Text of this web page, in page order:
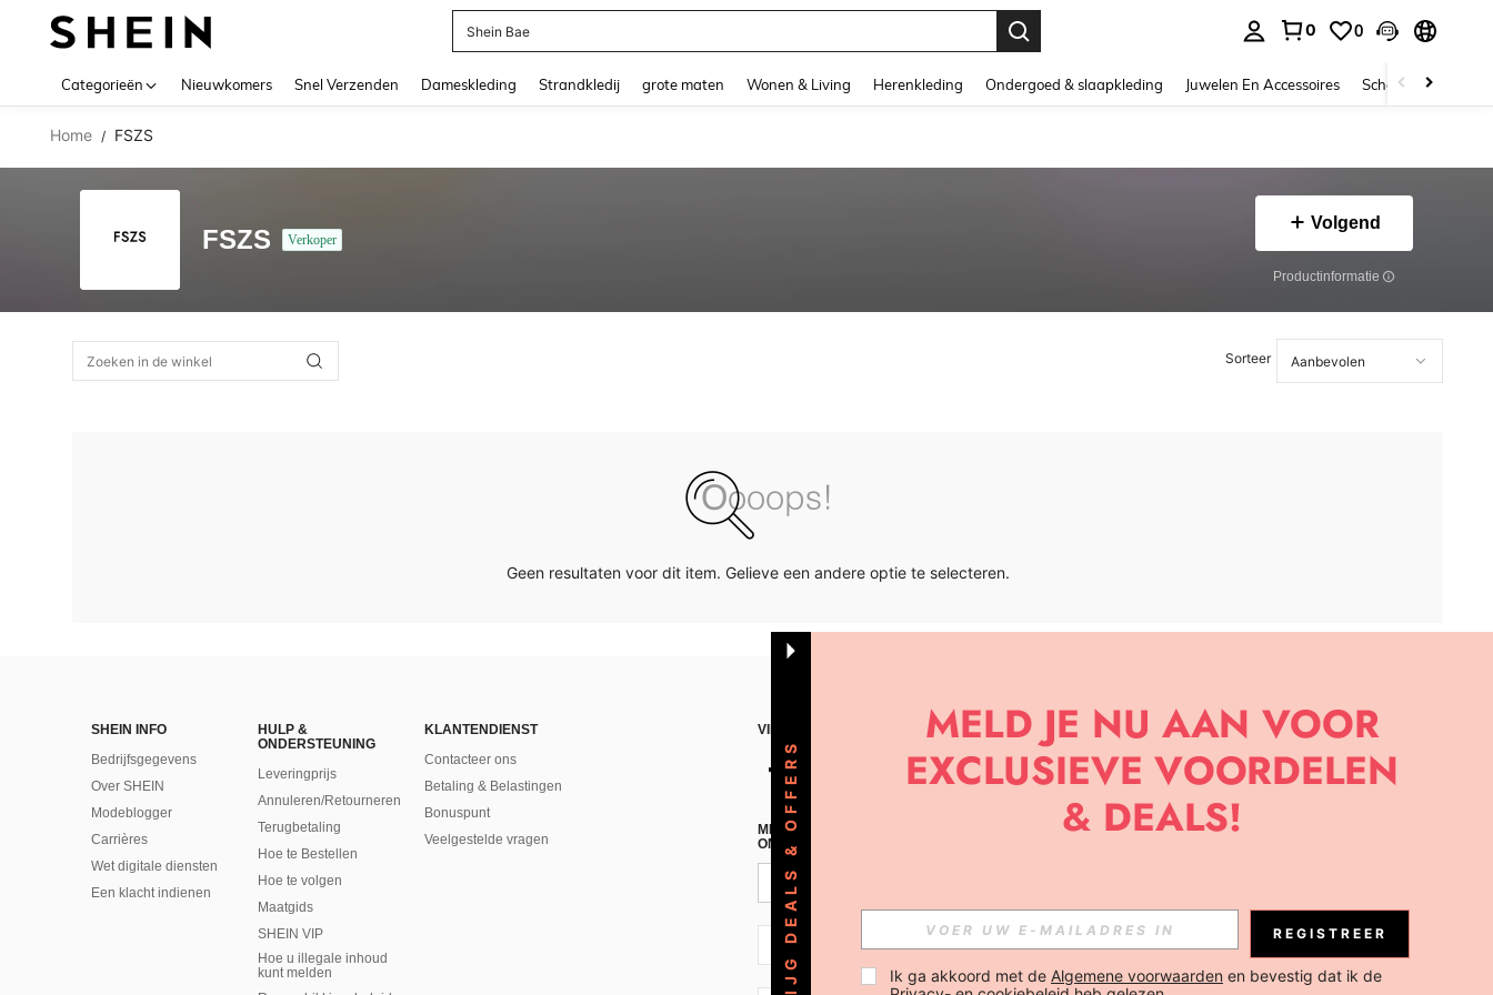
Shein Bae
0 0
Categorieën Nieuwkomers Snel Verzenden Dameskleding Strandkledij grote maten Wonen & Living Herenkleding Ondergoed & slaapkleding Juwelen En Accessoires Schoonheid &
Home / FSZS
FSZS Verkoper
Volgend
Productinformatie
Sorteer
Geen resultaten voor dit item. Gelieve een andere optie te selecteren.
SHEIN INFO
Bedrijfsgegevens
Over SHEIN
Modeblogger
Carrières
Wet digitale diensten
Een klacht indienen
HULP &
ONDERSTEUNING
Leveringprijs
Annuleren/Retourneren
Terugbetaling
Hoe te Bestellen
Hoe te volgen
Maatgids
SHEIN VIP
Hoe u illegale inhoud
kunt melden
KLANTENDIENST
Contacteer ons
Betaling & Belastingen
Bonuspunt
Veelgestelde vragen
VIND ONS
MELD JE A AN VOOR ONZE NIEUWSBRIEF OM DE LAATSTE NIEUWE TRENDS EN KORTINGEN TE
ONTVANGEN!(AFMELDEN IS MOGELIJK ELK MOMENT).
NL + 31
KRIJG DEALS & OFFERS REGISTREER
Ik ga akkoord met de Algemene voorwaarden en bevestig dat ik de